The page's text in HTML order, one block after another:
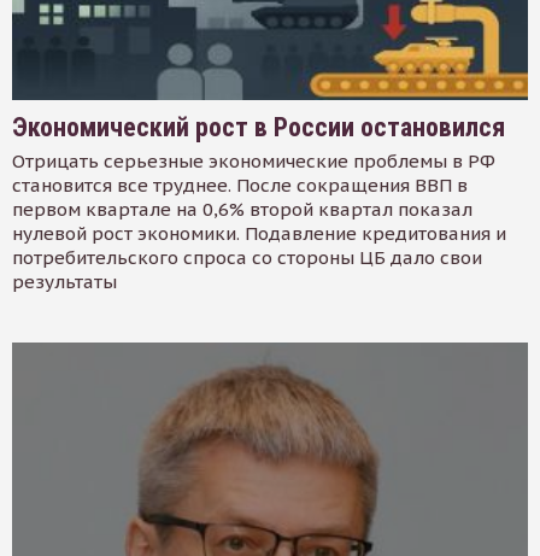
Экономический рост в России остановился
Отрицать серьезные экономические проблемы в РФ
становится все труднее. После сокращения ВВП в
первом квартале на 0,6% второй квартал показал
нулевой рост экономики. Подавление кредитования и
потребительского спроса со стороны ЦБ дало свои
результаты